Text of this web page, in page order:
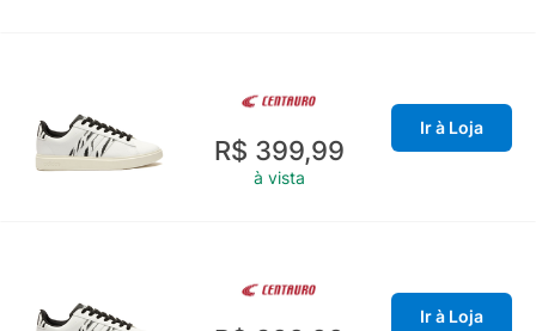
R$ 399,99
à vista
Ir à Loja
Ir à Loja